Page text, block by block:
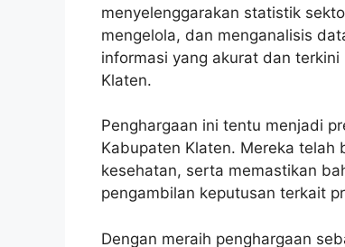
menyelenggarakan statistik
mengelola, dan menganalisis
informasi yang akurat dan
Klaten.
Penghargaan ini tentu menjadi
Kabupaten Klaten. Mereka
kesehatan, serta memastikan
pengambilan keputusan terkait
Dengan meraih penghargaan